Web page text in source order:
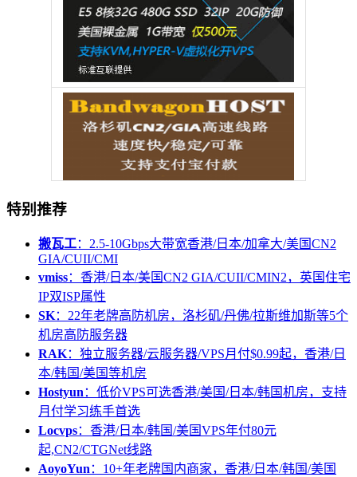
特别推荐
搬瓦工：2.5-10Gbps大带宽香港/日本/加拿大/美国CN2
GIA/CUII/CMI
vmiss：香港/日本/美国CN2 GIA/CUII/CMIN2，英国住宅
IP双ISP属性
SK：22年老牌高防机房，洛杉矶/丹佛/拉斯维加斯等5个
机房高防服务器
RAK：独立服务器/云服务器/VPS月付$0.99起，香港/日
本/韩国/美国等机房
Hostyun ：低价VPS可选香港/美国/日本/韩国机房，支持
月付学习练手首选
Locvps：香港/日本/韩国/美国VPS年付80元
起,CN2/CTGNet线路
AoyoYun ：10+年老牌国内商家，香港/日本/韩国/美国